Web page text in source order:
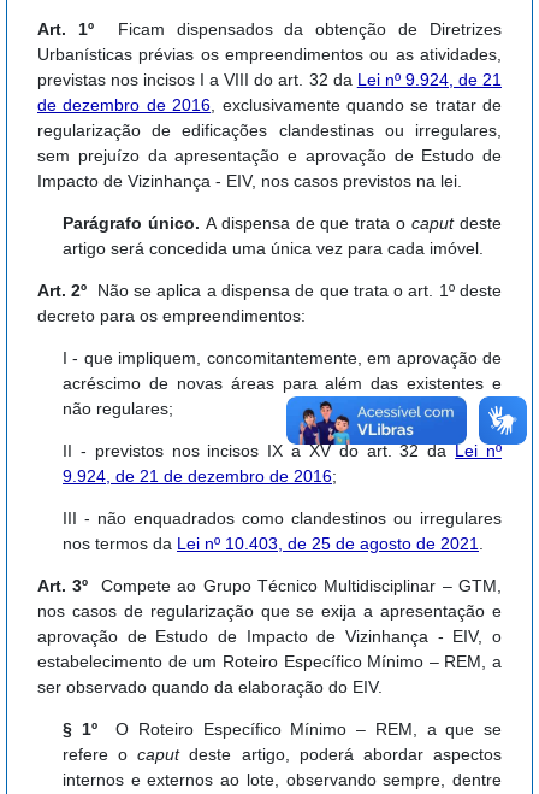
Art. 1ºFicam dispensados da obtenção de Diretrizes
Urbanísticas prévias os empreendimentos ou as atividades,
previstas nos incisos I a VIII do art. 32 da Lei nº 9.924, de 21
de dezembro de 2016 , exclusivamente quando se tratar de
regularização de edificações clandestinas ou irregulares,
sem prejuízo da apresentação e aprovação de Estudo de
Impacto de Vizinhança - EIV, nos casos previstos na lei.
Parágrafo único. A dispensa de que trata ocaputdeste
artigo será concedida uma única vez para cada imóvel.
Art. 2º Não se aplica a dispensa de que trata o art. 1º deste
decreto para os empreendimentos:
I - que impliquem, concomitantemente, em aprovação de
acréscimo de novas áreas para além das existentes e
não regulares;
II - previstos nos incisos IX a XV do art. 32 daLei nº
9.924, de 21 de dezembro de 2016;
III - não enquadrados como clandestinos ou irregulares
nos termos da Lei nº 10.403, de 25 de agosto de 2021
Art. 3º Compete ao Grupo Técnico Multidisciplinar – GTM,
nos casos de regularização que se exija a apresentação e
aprovação de Estudo de Impacto de Vizinhança - EIV, o
estabelecimento de um Roteiro Específico Mínimo – REM, a
ser observado quando da elaboração do EIV.
§ 1ºO Roteiro Específico Mínimo – REM, a que se
refere o caputdeste artigo, poderá abordar aspectos
internos e externos ao lote, observando sempre, dentre